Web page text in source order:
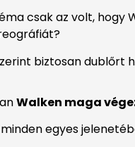
csak az volt, hogy
biztosan dublőrt
Walken maga
egyes